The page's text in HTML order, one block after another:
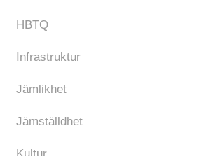
HBTQ
Infrastruktur
Jämlikhet
Jämställdhet